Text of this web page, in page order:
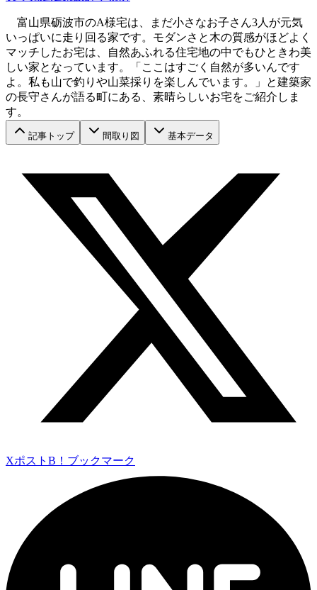
富山県砺波市のA様宅は、まだ小さなお子さん3人が元気
いっぱいに走り回る家です。モダンさと木の質感がほどよく
マッチしたお宅は、自然あふれる住宅地の中でもひときわ美
しい家となっています。「ここはすごく自然が多いんです
よ。私も山で釣りや山菜採りを楽しんでいます。」と建築家
の長守さんが語る町にある、素晴らしいお宅をご紹介しま
す。
記事トップ 間取り図 基本データ
Xポスト B！ブックマーク